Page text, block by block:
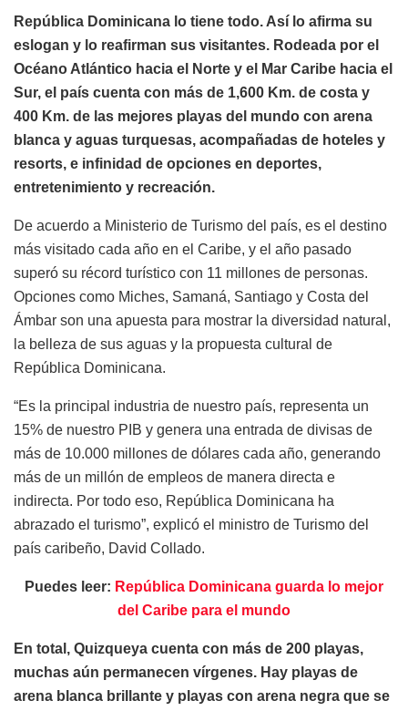
República Dominicana lo tiene todo. Así lo afirma su
eslogan y lo reafirman sus visitantes. Rodeada por el
Océano Atlántico hacia el Norte y el Mar Caribe hacia el
Sur, el país cuenta con más de 1,600 Km. de costa y
400 Km. de las mejores playas del mundo con arena
blanca y aguas turquesas, acompañadas de hoteles y
resorts, e infinidad de opciones en deportes,
entretenimiento y recreación.
De acuerdo a Ministerio de Turismo del país, es el destino
más visitado cada año en el Caribe, y el año pasado
superó su récord turístico con 11 millones de personas.
Opciones como Miches, Samaná, Santiago y Costa del
Ámbar son una apuesta para mostrar la diversidad natural,
la belleza de sus aguas y la propuesta cultural de
República Dominicana.
“Es la principal industria de nuestro país, representa un
15% de nuestro PIB y genera una entrada de divisas de
más de 10.000 millones de dólares cada año, generando
más de un millón de empleos de manera directa e
indirecta. Por todo eso, República Dominicana ha
abrazado el turismo”, explicó el ministro de Turismo del
país caribeño, David Collado.
Puedes leer: República Dominicana guarda lo mejor
del Caribe para el mundo
En total, Quizqueya cuenta con más de 200 playas,
muchas aún permanecen vírgenes. Hay playas de
arena blanca brillante y playas con arena negra que se